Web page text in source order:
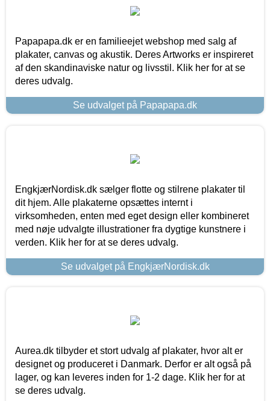
Papapapa.dk er en familieejet webshop med salg af
plakater, canvas og akustik. Deres Artworks er inspireret
af den skandinaviske natur og livsstil. Klik her for at se
deres udvalg.
Se udvalget på Papapapa.dk
EngkjærNordisk.dk sælger flotte og stilrene plakater til
dit hjem. Alle plakaterne opsættes internt i
virksomheden, enten med eget design eller kombineret
med nøje udvalgte illustrationer fra dygtige kunstnere i
verden. Klik her for at se deres udvalg.
Se udvalget på EngkjærNordisk.dk
Aurea.dk tilbyder et stort udvalg af plakater, hvor alt er
designet og produceret i Danmark. Derfor er alt også på
lager, og kan leveres inden for 1-2 dage. Klik her for at
se deres udvalg.